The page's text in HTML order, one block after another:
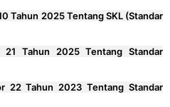
Tahun 2025 Tentang SKL (Standar
21 Tahun 2025 Tentang Standar
22 Tahun 2023 Tentang Standar